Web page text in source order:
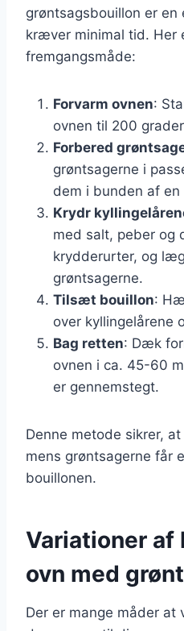
grøntsagsbouillon er en
kræver minimal tid. Her
fremgangsmåde:
Forvarm ovnen:
ovnen til 200
Forbered
grøntsagerne i
dem i bunden af en
Krydr
med salt, peber og
krydderurter, og
grøntsagerne.
Tilsæt bouillon:
over kyllingelårene
Bag retten: Dæk
ovnen i ca. 45-60
er gennemstegt.
Denne metode sikrer,
mens grøntsagerne får
bouillonen.
Variationer af
ovn med
Der er mange måder at